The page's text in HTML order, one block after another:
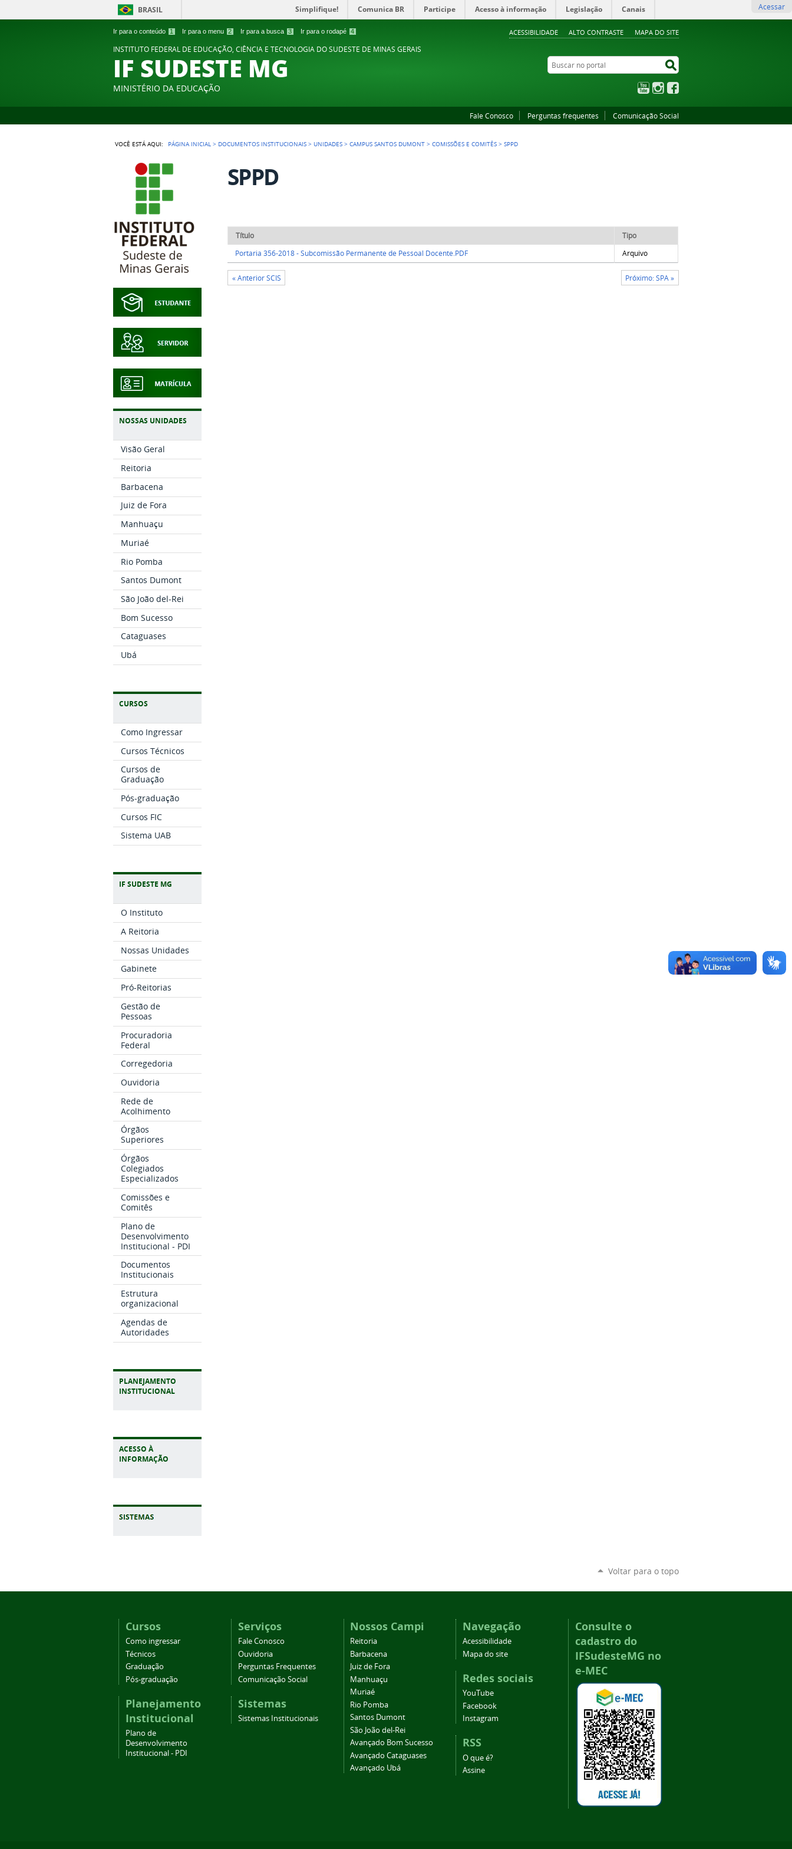
Ir para o conteúdo 1 Ir para o menu 2 Ir para a busca 3 Ir para o rodapé 4 ACESSIBILIDADE ALTO CONTRASTE MAPA DO SITE
BRASIL Simplifique! Comunica BR Participe Acesso à informação Legislação Canais Acessar
INSTITUTO FEDERAL DE EDUCAÇÃO, CIÊNCIA E TECNOLOGIA DO SUDESTE DE MINAS GERAIS
IF SUDESTE MG
MINISTÉRIO DA EDUCAÇÃO
Buscar no portal
YouTubeInstagram
Fale Conosco Perguntas frequentes Comunicação Social
VOCÊ ESTÁ AQUI: PÁGINA INICIAL > DOCUMENTOS INSTITUCIONAIS > UNIDADES >CAMPUS SANTOS DUMONT >COMISSÕES E COMITÊS >SPPD
NOSSAS UNIDADES
Visão Geral
Reitoria
Barbacena
Juiz de Fora
Manhuaçu
Muriaé
Rio Pomba
Santos Dumont
São João del-Rei
Bom Sucesso
Cataguases
Ubá
CURSOS
Como Ingressar
Cursos Técnicos
Cursos de
Graduação
Pós-graduação
Cursos FIC
Sistema UAB
IF SUDESTE MG
O Instituto
A Reitoria
Nossas Unidades
Gabinete
Pró-Reitorias
Gestão de
Pessoas
Procuradoria
Federal
Corregedoria
Ouvidoria
Rede de
Acolhimento
Órgãos
Superiores
Órgãos
Colegiados
Especializados
Comissões e
Comitês
Plano de
Desenvolvimento
Institucional - PDI
Documentos
Institucionais
Estrutura
organizacional
Agendas de
Autoridades
PLANEJAMENTO
INSTITUCIONAL
ACESSO À
INFORMAÇÃO
SPPD
Título
Tipo
Portaria 356-2018 - Subcomissão Permanente de Pessoal Docente.PDF
Arquivo
« Anterior SCIS Próximo: SPA »
Voltar para o topo
Cursos
Como ingressar
Técnicos
Graduação
Pós-graduação
Planejamento
Institucional
Plano de
Desenvolvimento
Institucional - PDI
Serviços
Fale Conosco
Ouvidoria
Perguntas Frequentes
Comunicação Social
Sistemas
Sistemas Institucionais
Nossos Campi
Reitoria
Barbacena
Juiz de Fora
Manhuaçu
Muriaé
Rio Pomba
Santos Dumont
São João del-Rei
Avançado Bom Sucesso
Avançado Cataguases
Avançado Ubá
Navegação
Acessibilidade
Mapa do site
Redes sociais
YouTube
Facebook
Instagram
RSS
O que é?
Assine
Consulte o
cadastro do
IFSudesteMG no
e-MEC